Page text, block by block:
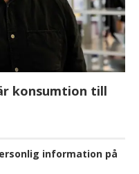
konsumtion till
information på